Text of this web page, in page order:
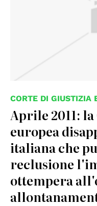
CORTE DI GIUSTIZIA
Aprile 2011:
europea
italiana che
reclusione
ottempera